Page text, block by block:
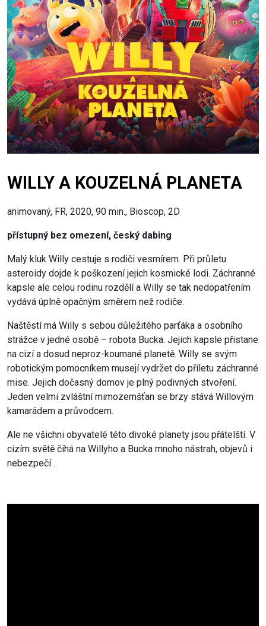
WILLY A KOUZELNÁ PLANETA
animovaný, FR, 2020, 90 min., Bioscop, 2D
přístupný bez omezení, český dabing
Malý kluk Willy cestuje s rodiči vesmírem. Při průletu
asteroidy dojde k poškození jejich kosmické lodi. Záchranné
kapsle ale celou rodinu rozdělí a Willy se tak nedopatřením
vydává úplně opačným směrem než rodiče.
Naštěstí má Willy s sebou důležitého parťáka a osobního
strážce v jedné osobě – robota Bucka. Jejich kapsle přistane
na cizí a dosud neproz-koumané planetě. Willy se svým
robotickým pomocníkem musejí vydržet do příletu záchranné
mise. Jejich dočasný domov je plný podivných stvoření.
Jeden velmi zvláštní mimozemšťan se brzy stává Willovým
kamarádem a průvodcem.
Ale ne všichni obyvatelé této divoké planety jsou přátelští. V
cizím světě číhá na Willyho a Bucka mnoho nástrah, objevů i
nebezpečí…